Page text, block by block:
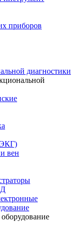
приборов
диагностики
вен